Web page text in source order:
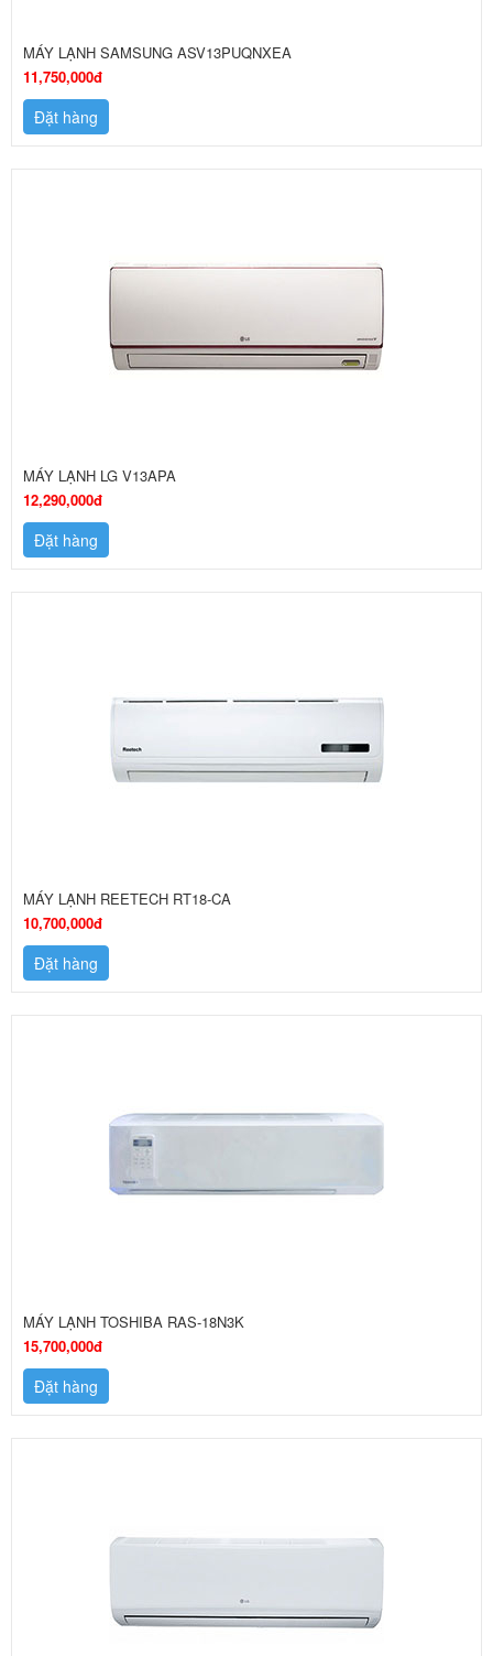
MÁY LẠNH SAMSUNG ASV13PUQNXEA
11,750,000đ
Đặt hàng
MÁY LẠNH LG V13APA
12,290,000đ
Đặt hàng
MÁY LẠNH REETECH RT18-CA
10,700,000đ
Đặt hàng
MÁY LẠNH TOSHIBA RAS-18N3K
15,700,000đ
Đặt hàng